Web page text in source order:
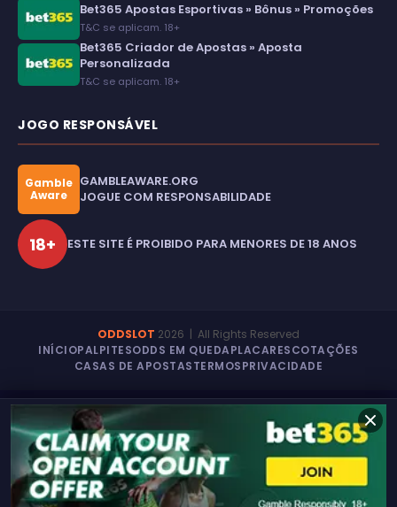
Bet365 Apostas Esportivas » Bônus » Promoções
T&C se aplicam. 18+
Bet365 Criador de Apostas » Aposta
Personalizada
T&C se aplicam. 18+
JOGO RESPONSÁVEL
Gamble
Aware
GAMBLEAWARE.ORG
JOGUE COM RESPONSABILIDADE
18+ ESTE SITE É PROIBIDO PARA MENORES DE 18 ANOS
ODDSLOT 2026 | All Rights Reserved
INÍCIOPALPITESODDS EM QUEDAPLACARESCOTAÇÕES
CASAS DE APOSTASTERMOSPRIVACIDADE